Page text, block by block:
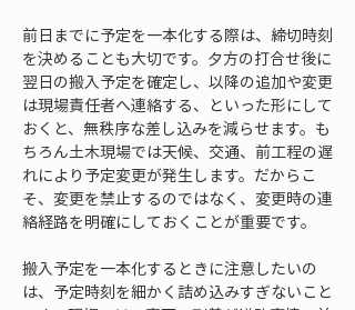
前日までに予定を一本化する際は、締切時刻
を決めることも大切です。夕方の打合せ後に
翌日の搬入予定を確定し、以降の追加や変更
は現場責任者へ連絡する、といった形にして
おくと、無秩序な差し込みを減らせます。も
ちろん土木現場では天候、交通、前工程の遅
れにより予定変更が発生します。だからこ
そ、変更を禁止するのではなく、変更時の連
絡経路を明確にしておくことが重要です。
搬入予定を一本化するときに注意したいの
は、予定時刻を細かく詰め込みすぎないこと